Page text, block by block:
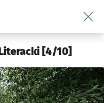
Środowisko we
[4/10]